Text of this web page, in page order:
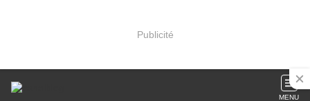
Publicité
MENU